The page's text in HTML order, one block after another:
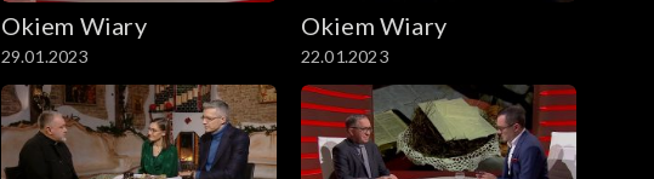
Okiem Wiary
29.01.2023
Okiem Wiary
22.01.2023